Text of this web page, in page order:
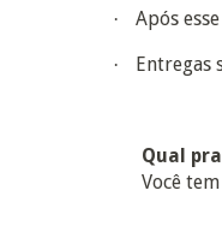
· Após
· Entregas
Qual
Você